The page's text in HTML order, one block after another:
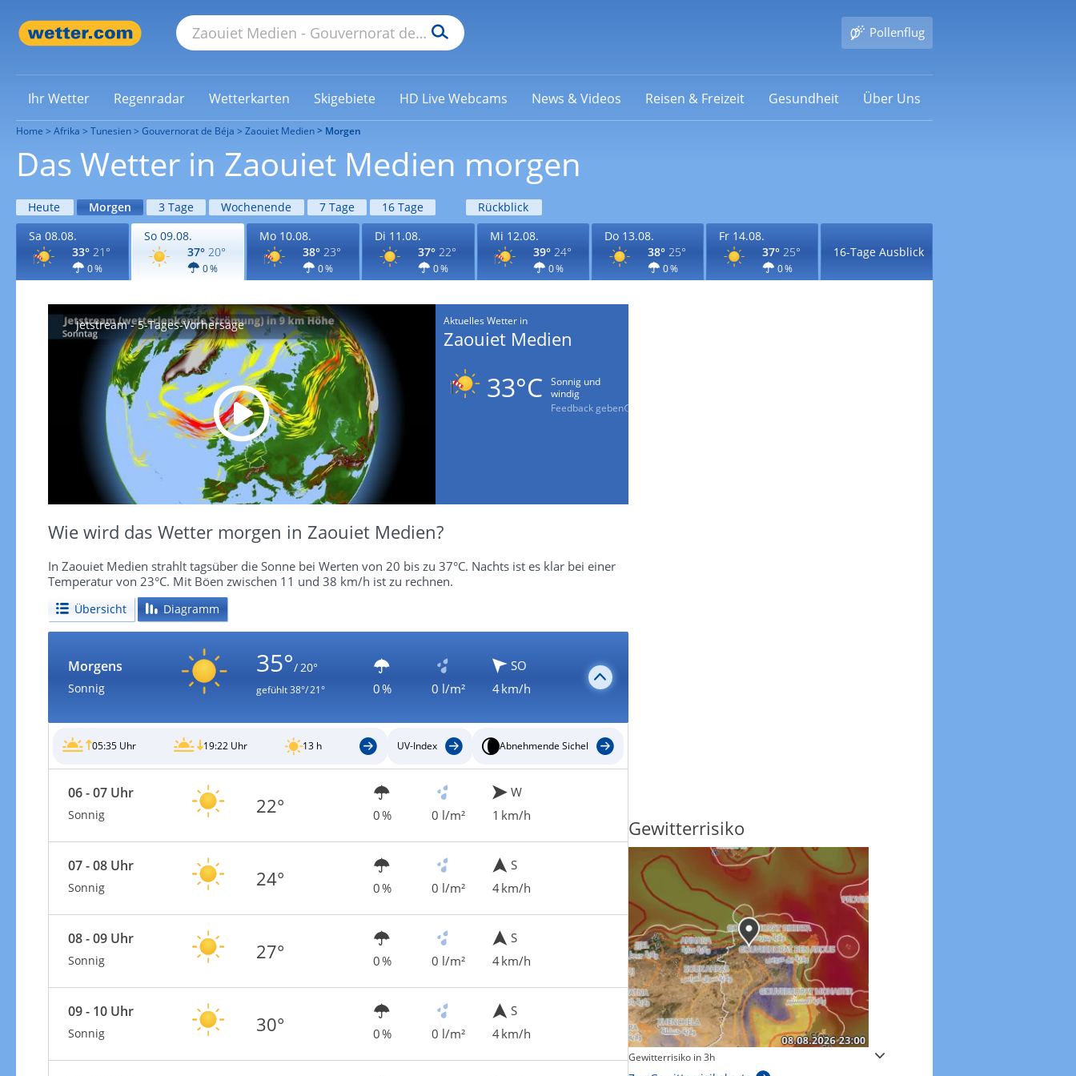
Pollenflug
Ihr Wetter Regenradar Wetterkarten Skigebiete HD Live Webcams News & Videos Reisen & Freizeit Gesundheit Über Uns
Home Afrika Tunesien Gouvernorat de Béja Zaouiet Medien Morgen
Das Wetter in Zaouiet Medien morgen
Heute Morgen 3 Tage Wochenende 7 Tage 16 Tage
Rückblick
Sa 08.08.
33° 21°
0 %
So 09.08.
37° 20°
0 %
Mo 10.08.
38° 23°
0 %
Di 11.08.
37° 22°
0 %
Mi 12.08.
39° 24°
0 %
Do 13.08.
38° 25°
0 %
Fr 14.08.
37° 25°
0 %
16-Tage Ausblick
Jetstream - 5-Tages-Vorhersage Aktuelles Wetter in
Zaouiet Medien
33°C
Sonnig und
windig
Feedback geben
Wie wird das Wetter morgen in Zaouiet Medien?
In Zaouiet Medien strahlt tagsüber die Sonne bei Werten von 20 bis zu 37°C. Nachts ist es klar bei einer
Temperatur von 23°C. Mit Böen zwischen 11 und 38 km/h ist zu rechnen.
Übersicht Diagramm
Morgens
Sonnig
35°/ 20°
gefühlt38°/ 21° 0 % 0 l/m²
SO
4 km/h
05:35 Uhr 19:22 Uhr 13 h UV-Index Abnehmende Sichel
06 - 07 Uhr
Sonnig 22° 0 % 0 l/m²
W
1 km/h
07 - 08 Uhr
Sonnig 24° 0 % 0 l/m²
S
4 km/h
08 - 09 Uhr
Sonnig 27° 0 % 0 l/m²
S
4 km/h
09 - 10 Uhr
Sonnig 30° 0 % 0 l/m²
S
4 km/h
Windgeschwindigkeiten in 3h
Sonnenscheindauer
Sonnenschein heute
Gewitterrisiko
Gewitterrisiko in 3h Windböen heute